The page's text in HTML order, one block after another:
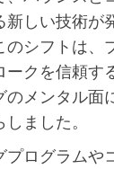
しい技術が
のシフトは、
クを信頼す
のメンタル面
ました。
プログラムや